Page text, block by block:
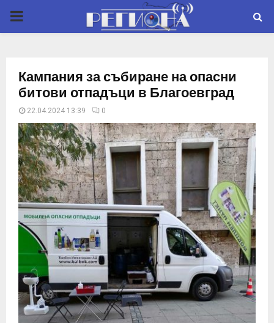
P
M
A
R
Y
N
Кампания за събиране на опасни
битови отпадъци в Благоевград
22.04.2024 13:39 0